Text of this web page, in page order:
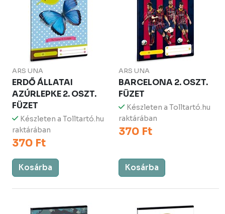
ARS UNA
ERDŐ ÁLLATAI
AZÚRLEPKE 2. OSZT.
FÜZET
Készleten a Tolltartó.hu
raktárában
370 Ft
Kosárba
ARS UNA
BARCELONA 2. OSZT.
FÜZET
Készleten a Tolltartó.hu
raktárában
370 Ft
Kosárba